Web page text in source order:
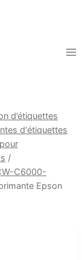
d’étiquettes
d'étiquettes
/
C6000-
Epson